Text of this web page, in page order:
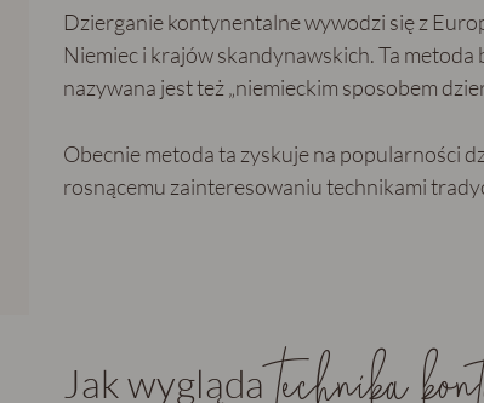
Dzierganie kontynentalne wywodzi się z
Niemiec i krajów skandynawskich. Ta
nazywana jest też „niemieckim sposobem
Obecnie metoda ta zyskuje na popularności
rosnącemu zainteresowaniu technikami
Jak wygląda